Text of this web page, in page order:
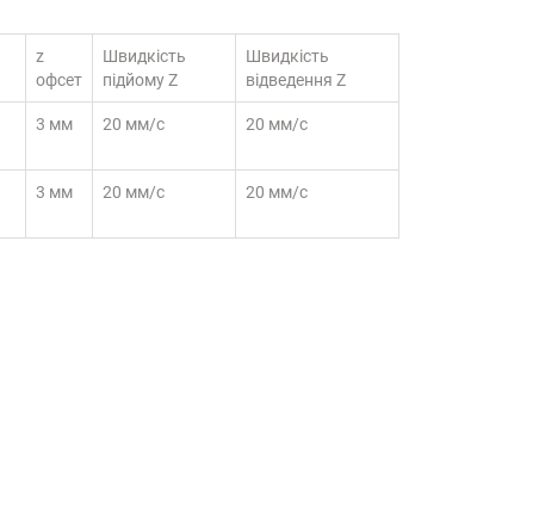
z
офсет
Швидкість
підйому Z
Швидкість
відведення Z
3 мм 20 мм/с 20 мм/с
3 мм 20 мм/с 20 мм/с